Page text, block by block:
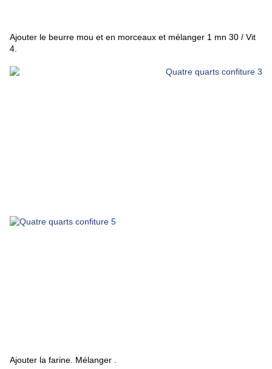
Ajouter le beurre mou et en morceaux et mélanger 1 mn 30 / Vit
4.
Ajouter la farine. Mélanger .